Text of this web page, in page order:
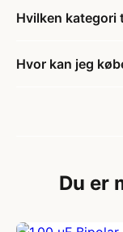
Hvilken kategori
Hvor kan jeg
Du er